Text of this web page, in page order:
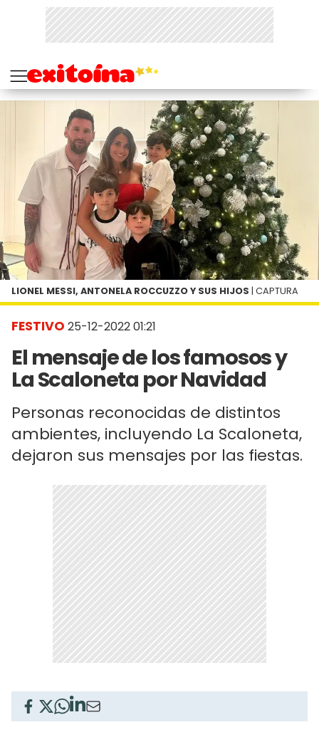
FESTIVO 25-12-2022 01:21
El mensaje de los famosos y
La Scaloneta por Navidad
Personas reconocidas de distintos
ambientes, incluyendo La Scaloneta,
dejaron sus mensajes por las fiestas.
LIONEL MESSI, ANTONELA ROCCUZZO Y SUS HIJOS | CAPTURA